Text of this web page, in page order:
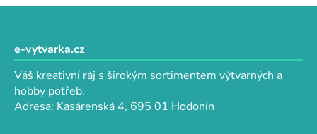
a
p
r
k
á
e-vytvarka.cz
Váš kreativní ráj s širokým sortimentem výtvarných a
hobby potřeb.
Adresa: Kasárenská 4, 695 01 Hodonín